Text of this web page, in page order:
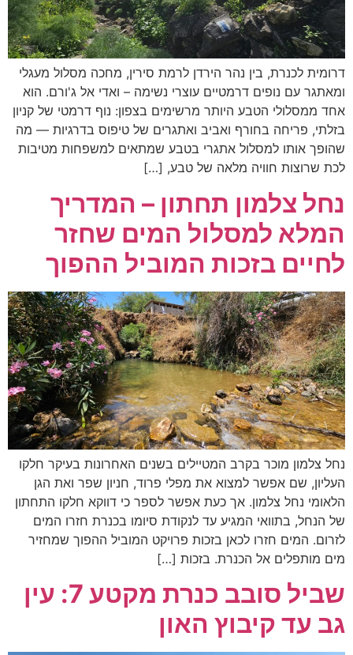
דרומית לכנרת, בין נהר הירדן לרמת סירין, מחכה מסלול מעגלי
ומאתגר עם נופים דרמטיים עוצרי נשימה – ואדי אל ג'ורם. הוא
אחד ממסלולי הטבע היותר מרשימים בצפון: נוף דרמטי של קניון
בזלתי, פריחה בחורף ואביב ואתגרים של טיפוס בדרגיות — מה
שהופך אותו למסלול אתגרי בטבע שמתאים למשפחות מטיבות
לכת שרוצות חוויה מלאה של טבע, […]
נחל צלמון תחתון – המדריך
המלא למסלול המים שחזר
לחיים בזכות המוביל ההפוך
נחל צלמון מוכר בקרב המטיילים בשנים האחרונות בעיקר חלקו
העליון, שם אפשר למצוא את מפלי פרוד, חניון שפר ואת הגן
הלאומי נחל צלמון. אך כעת אפשר לספר כי דווקא חלקו התחתון
של הנחל, בתוואי המגיע עד לנקודת סיומו בכנרת חזרו המים
לזרום. המים חזרו לכאן בזכות פרויקט המוביל ההפוך שמחזיר
מים מותפלים אל הכנרת. בזכות […]
שביל סובב כנרת מקטע 7: עין
גב עד קיבוץ האון